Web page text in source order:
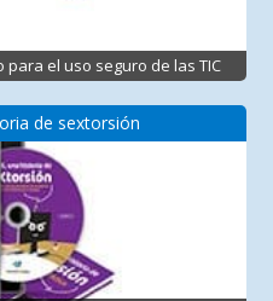
el uso seguro de las TIC
de sextorsión